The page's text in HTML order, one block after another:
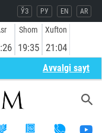
ЎЗ РУ EN AR
Shom
19:35
Xufton
21:04
Avvalgi sayt